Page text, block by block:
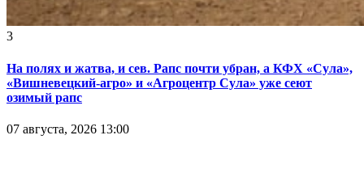
3
На полях и жатва, и сев. Рапс почти убран, а КФХ «Сула»,
«Вишневецкий-агро» и «Агроцентр Сула» уже сеют
озимый рапс
07 августа, 2026 13:00